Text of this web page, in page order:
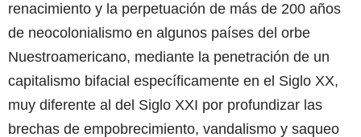
renacimiento y la perpetuación de más de 200 años
de neocolonialismo en algunos países del orbe
Nuestroamericano, mediante la penetración de un
capitalismo bifacial específicamente en el Siglo XX,
muy diferente al del Siglo XXI por profundizar las
brechas de empobrecimiento, vandalismo y saqueo